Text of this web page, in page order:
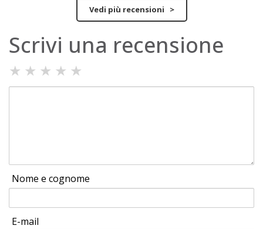
Vedi più recensioni >
Scrivi una recensione
★ ★ ★ ★ ★
Nome e cognome
E-mail